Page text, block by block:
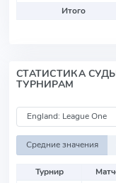
Итого
СТАТИСТИКА
ТУРНИРАМ
Средние значения
Турнир